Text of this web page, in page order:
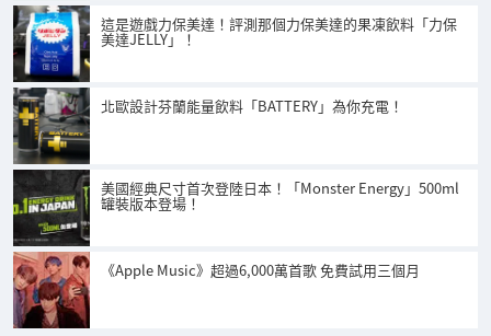
這是遊戲力保美達！評測那個力保美達的果凍飲料「力保
美達JELLY」！
北歐設計芬蘭能量飲料「BATTERY」為你充電！
美國經典尺寸首次登陸日本！「Monster Energy」500ml
罐裝版本登場！
《Apple Music》超過6,000萬首歌 免費試用三個月